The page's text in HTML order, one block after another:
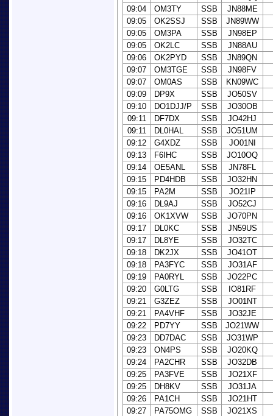
09:04
OM3TY SSB
JN88ME
09:05
OK2SSJ SSB
JN89WW
09:05
OM3PA SSB
JN98EP
09:05
OK2LC SSB
JN88AU
09:06
OK2PYD SSB
JN89QN
09:07
OM3TGE SSB
JN98FV
09:07
OM0AS SSB
KN09WC
09:09
DP9X SSB
JO50SV
09:10
DO1DJJ/P SSB
JO30OB
09:11
DF7DX SSB
JO42HJ
09:11
DL0HAL SSB
JO51UM
09:12
G4XDZ SSB
JO01NI
09:13
F6IHC SSB
JO10OQ
09:14
OE5ANL SSB
JN78FL
09:15
PD4HDB SSB
JO32HN
09:15
PA2M SSB
JO21IP
09:16
DL9AJ SSB
JO52CJ
09:16
OK1XVW SSB
JO70PN
09:17
DL0KC SSB
JN59US
09:17
DL8YE SSB
JO32TC
09:18
DK2JX SSB
JO41OT
09:18
PA3FYC SSB
JO31AF
09:19
PA0RYL SSB
JO22PC
09:20
G0LTG SSB
IO81RF
09:21
G3ZEZ SSB
JO01NT
09:21
PA4VHF SSB
JO32JE
09:22
PD7YY SSB
JO21WW
09:23
DD7DAC SSB
JO31WP
09:23
ON4PS SSB
JO20KQ
09:24
PA2CHR SSB
JO32DB
09:25
PA3FVE SSB
JO21XF
09:25
DH8KV SSB
JO31JA
09:26
PA1CH SSB
JO21HT
09:27
PA75OMG SSB
JO21XS